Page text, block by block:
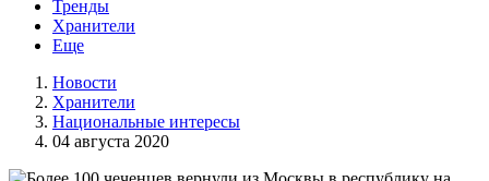
Тренды
Хранители
Еще
Новости
Хранители
Национальные интересы
04 августа 2020